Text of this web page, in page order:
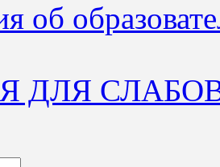
об
ДЛЯ